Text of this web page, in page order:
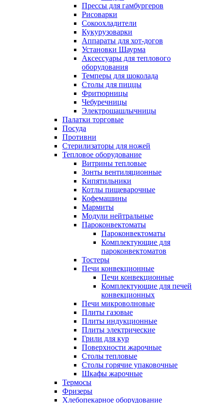
Прессы для гамбургеров
Рисоварки
Сокоохладители
Кукурузоварки
Аппараты для хот-догов
Установки Шаурма
Аксессуары для теплового
оборудования
Темперы для шоколада
Столы для пиццы
Фритюрницы
Чебуречницы
Электрошашлычницы
Палатки торговые
Посуда
Противни
Стерилизаторы для ножей
Тепловое оборудование
Витрины тепловые
Зонты вентиляционные
Кипятильники
Котлы пищеварочные
Кофемашины
Мармиты
Модули нейтральные
Пароконвектоматы
Пароконвектоматы
Комплектующие для
пароконвектоматов
Тостеры
Печи конвекционные
Печи конвекционные
Комплектующие для печей
конвекционных
Печи микроволновые
Плиты газовые
Плиты индукционные
Плиты электрические
Грили для кур
Поверхности жарочные
Столы тепловые
Столы горячие упаковочные
Шкафы жарочные
Термосы
Фризеры
Хлебопекарное оборудование